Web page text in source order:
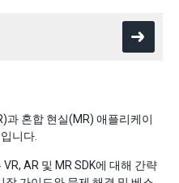
과 혼합 현실(MR) 애플리케이
니다.
AR 및 MR SDK에 대해 간략